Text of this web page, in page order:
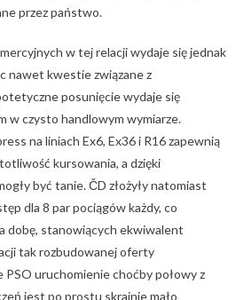
przez państwo.
w tej relacji wydaje się jednak
nawet kwestie związane z
posunięcie wydaje się
w czysto handlowym wymiarze.
na liniach Ex6, Ex36 i R16 zapewnią
kursowania, a dzięki
być tanie. ČD złożyły natomiast
dla 8 par pociągów każdy, co
dobę, stanowiących ekwiwalent
tak rozbudowanej oferty
uruchomienie choćby połowy z
jest po prostu skrajnie mało